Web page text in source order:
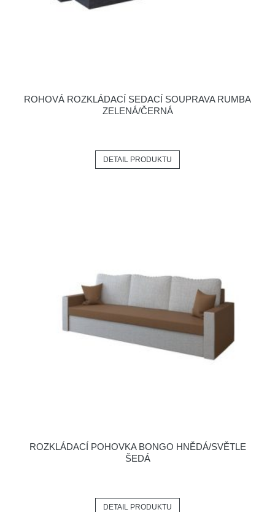
ROHOVÁ ROZKLÁDACÍ SEDACÍ SOUPRAVA RUMBA
ZELENÁ/ČERNÁ
DETAIL PRODUKTU
ROZKLÁDACÍ POHOVKA BONGO HNĚDÁ/SVĚTLE
ŠEDÁ
DETAIL PRODUKTU